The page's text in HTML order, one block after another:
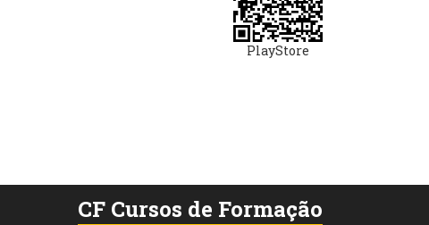
PlayStore
CF Cursos de Formação